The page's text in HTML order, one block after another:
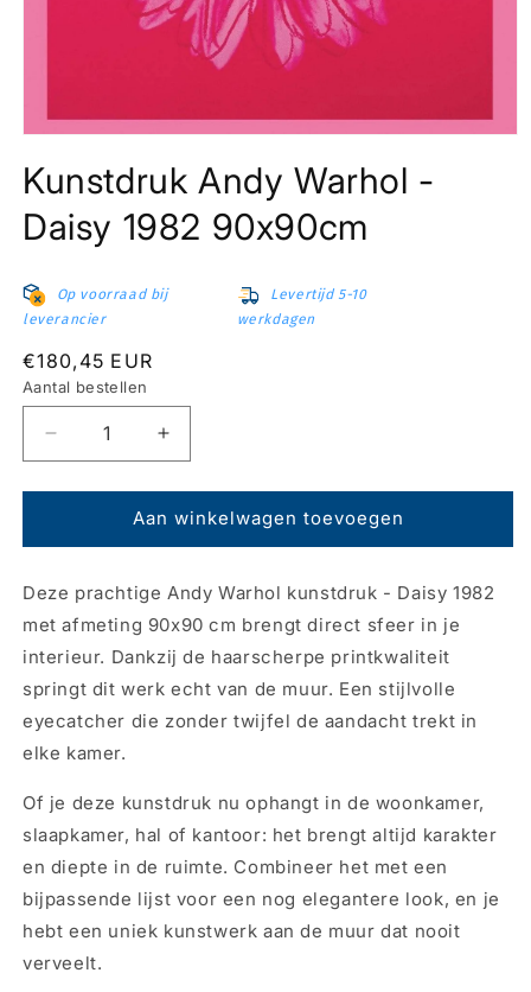
openen
in
modaal
Kunstdruk Andy Warhol -
Daisy 1982 90x90cm
Op voorraad bij
leverancier
Levertijd 5-10
werkdagen
Normale
prijs
€180,45 EUR
Aantal bestellen
Aantal
verlagen
voor
Kunstdruk
Andy
-
Daisy
90x90cm
Aantal
verhogen
voor
Kunstdruk
Andy
-
Daisy
90x90cm
Aan winkelwagen toevoegen
Deze prachtige Andy Warhol kunstdruk - Daisy 1982
met afmeting 90x90 cm brengt direct sfeer in je
interieur. Dankzij de haarscherpe printkwaliteit
springt dit werk echt van de muur. Een stijlvolle
eyecatcher die zonder twijfel de aandacht trekt in
elke kamer.
Of je deze kunstdruk nu ophangt in de woonkamer,
slaapkamer, hal of kantoor: het brengt altijd karakter
en diepte in de ruimte. Combineer het met een
bijpassende lijst voor een nog elegantere look, en je
hebt een uniek kunstwerk aan de muur dat nooit
verveelt.